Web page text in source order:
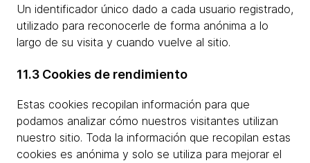
Un identificador único dado a cada usuario registrado,
utilizado para reconocerle de forma anónima a lo
largo de su visita y cuando vuelve al sitio.
11.3 Cookies de rendimiento
Estas cookies recopilan información para que
podamos analizar cómo nuestros visitantes utilizan
nuestro sitio. Toda la información que recopilan estas
cookies es anónima y solo se utiliza para mejorar el